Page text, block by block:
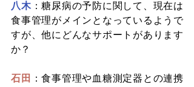
八木：糖尿病の予防に関して、現在は
食事管理がメインとなっているようで
すが、他にどんなサポートがあります
か？
石田
：食事管理や血糖測定器との連携